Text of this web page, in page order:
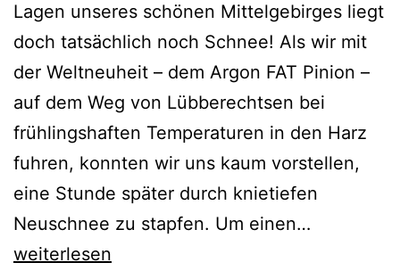
Lagen unseres schönen Mittelgebirges liegt
doch tatsächlich noch Schnee! Als wir mit
der Weltneuheit – dem Argon FAT Pinion –
auf dem Weg von Lübberechtsen bei
frühlingshaften Temperaturen in den Harz
fuhren, konnten wir uns kaum vorstellen,
eine Stunde später durch knietiefen
Neuschnee zu stapfen. Um einen…
weiterlesen